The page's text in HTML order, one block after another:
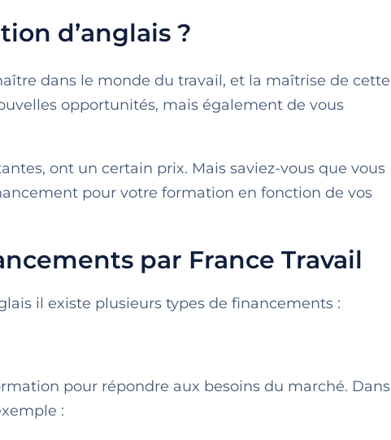
d’anglais ?
dans le monde du travail, et la maîtrise de cette
opportunités, mais également de vous
ont un certain prix. Mais saviez-vous que vous
pour votre formation en fonction de vos
par France Travail
il existe plusieurs types de financements :
pour répondre aux besoins du marché. Dans
: